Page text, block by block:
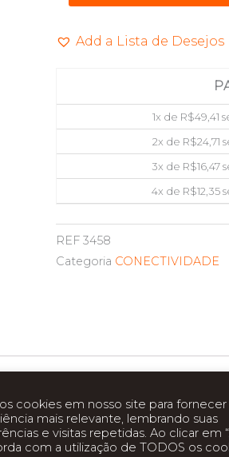
VGA
quantidade
Add a Lista de Desejos
1x de R$49,41
2x de R$24,71
3x de R$16,47
4x de R$12,35
REF 3458
Categoria CONECTIVIDADE
cookies em nosso site para fornecer
mais relevante, lembrando suas
e visitas repetidas. Ao clicar em
com a utilização de TODOS os